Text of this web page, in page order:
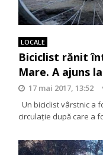
LOCALE
Biciclist rănit
Mare. A ajuns
17 mai 2017, 13:52
Un biciclist vârstnic a
circulație după care a